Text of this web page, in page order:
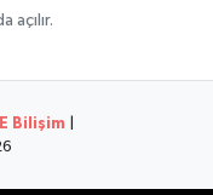
açılır.
Bilişim